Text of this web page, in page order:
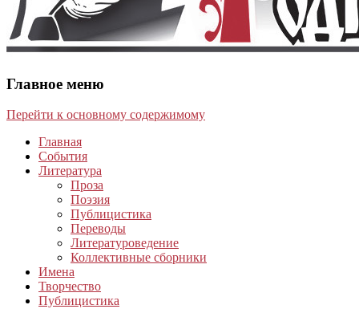
Главное меню
Перейти к основному содержимому
Главная
События
Литература
Проза
Поэзия
Публицистика
Переводы
Литературоведение
Коллективные сборники
Имена
Творчество
Публицистика